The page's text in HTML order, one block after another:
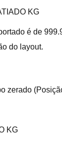
KG
é de
do layout.
zerado
KG